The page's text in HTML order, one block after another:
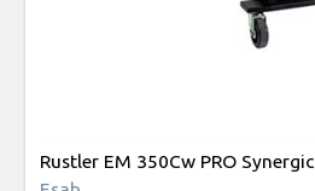
Rustler EM 350Cw PRO Synergic